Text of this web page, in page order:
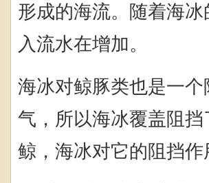
形成的海流。随着海
入流水在增加。
海冰对鲸豚类也是一
气，所以海冰覆盖阻
鲸，海冰对它的阻挡